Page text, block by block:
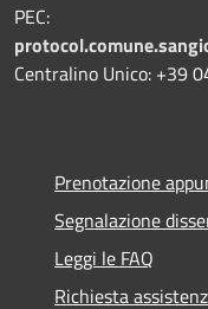
PEC:
Centralino Unico: +39
Prenotazione
Segnalazione
Leggi le FAQ
Richiesta